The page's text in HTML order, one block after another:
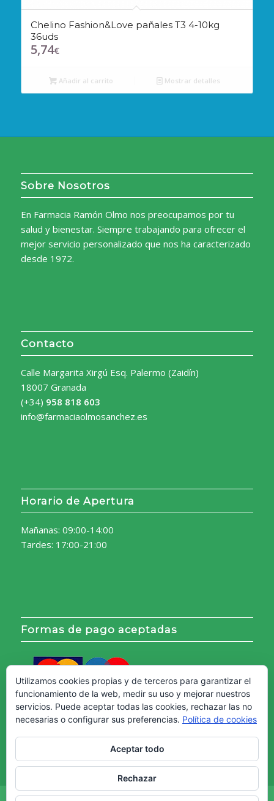
Chelino Fashion&Love pañales T3 4-10kg
36uds
5,74€
Añadir al carrito Mostrar detalles
Sobre Nosotros
En Farmacia Ramón Olmo nos preocupamos por tu
salud y bienestar. Siempre trabajando para ofrecer el
mejor servicio personalizado que nos ha caracterizado
desde 1972.
Contacto
Calle Margarita Xirgú Esq. Palermo (Zaidín)
18007 Granada
(+34) 958 818 603
info@farmaciaolmosanchez.es
Horario de Apertura
Mañanas: 09:00-14:00
Tardes: 17:00-21:00
Formas de pago aceptadas
Utilizamos cookies propias y de terceros para garantizar el
funcionamiento de la web, medir su uso y mejorar nuestros
servicios. Puede aceptar todas las cookies, rechazar las no
necesarias o configurar sus preferencias. Política de cookies
Aceptar todo
Rechazar